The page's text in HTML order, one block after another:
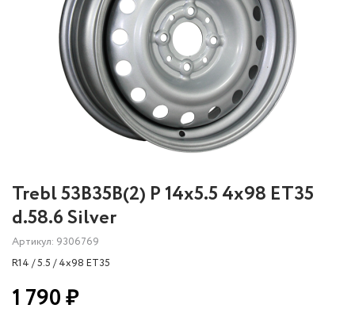
Trebl 53B35B(2) P 14x5.5 4x98 ET35
d.58.6 Silver
Артикул: 9306769
R14 / 5.5 / 4x98 ET35
1 790 ₽